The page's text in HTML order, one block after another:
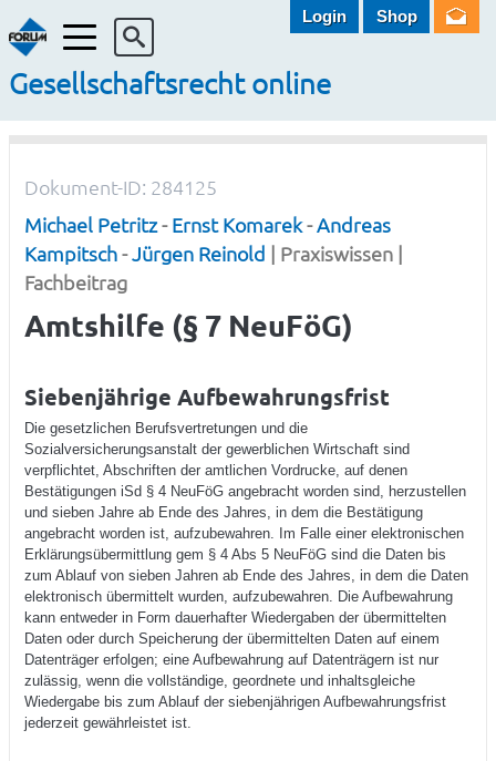
Menü
Gesellschaftsrecht online
Login Shop
Dokument-ID: 284125
Michael Petritz-Ernst Komarek-Andreas
Kampitsch-Jürgen Reinold | Praxiswissen |
Fachbeitrag
Amtshilfe (§ 7 NeuFöG)
Siebenjährige Aufbewahrungsfrist
Die gesetzlichen Berufsvertretungen und die
Sozialversicherungsanstalt der gewerblichen Wirtschaft sind
verpflichtet, Abschriften der amtlichen Vordrucke, auf denen
Bestätigungen iSd § 4 NeuFöG angebracht worden sind, herzustellen
und sieben Jahre ab Ende des Jahres, in dem die Bestätigung
angebracht worden ist, aufzubewahren. Im Falle einer elektronischen
Erklärungsübermittlung gem § 4 Abs 5 NeuFöG sind die Daten bis
zum Ablauf von sieben Jahren ab Ende des Jahres, in dem die Daten
elektronisch übermittelt wurden, aufzubewahren. Die Aufbewahrung
kann entweder in Form dauerhafter Wiedergaben der übermittelten
Daten oder durch Speicheru ng der übermittelten Daten auf einem
Datenträger erfolgen; eine Aufbewahrung auf Datenträgern ist nur
zulässig, wenn die vollständige, geordnete und inhaltsgleiche
Wiedergabe bis zum Ablauf der siebenjährigen Aufbewahrungsfrist
jederzeit gewährleistet ist.